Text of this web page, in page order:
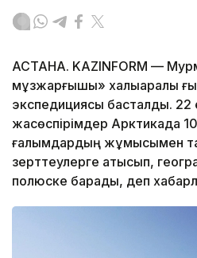
АСТАНА. KAZINFORM —
мұзжарғышы» халықаралық
экспедициясы басталды. 22
жасөспірімдер Арктикада
ғалымдардың жұмысымен
зерттеулерге қатысып,
полюске барады, деп